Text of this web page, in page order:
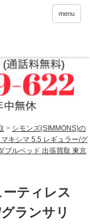
menu
> シモンズ(SIMMONS)の
キシマ 5.5 レギュラー/グ
ブルベッド 出張買取 東京
ティレス
ランサリ